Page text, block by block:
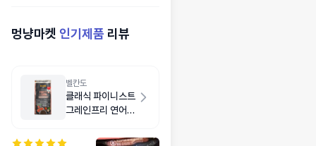
멍냥마켓 인기제품 리뷰
벨칸도
클래식 파이니스트
그레인프리 연어